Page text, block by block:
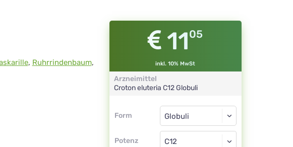
, Ruhrrindenbaum,
1105
inkl. 10% MwSt
Arzneimittel
Croton eluteria C12 Globuli
Form
Form
Potenz
Globuli
C12